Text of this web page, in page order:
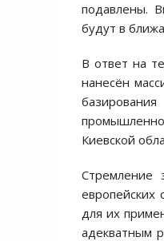
подавлены.
будут в
В ответ на
нанесён
Киевской
Стремление
европейских
для их
адекватным